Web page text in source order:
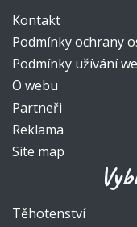
Kontakt
Podmínky ochrany
Podmínky užívání
O webu
Partneři
Reklama
Site map
Těhotenství